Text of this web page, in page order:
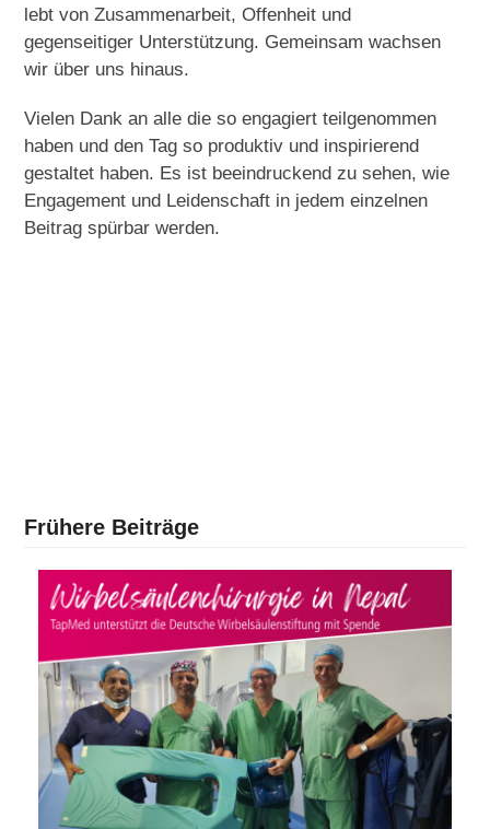
lebt von Zusammenarbeit, Offenheit und
gegenseitiger Unterstützung. Gemeinsam wachsen
wir über uns hinaus.
Vielen Dank an alle die so engagiert teilgenommen
haben und den Tag so produktiv und inspirierend
gestaltet haben. Es ist beeindruckend zu sehen, wie
Engagement und Leidenschaft in jedem einzelnen
Beitrag spürbar werden.
Frühere Beiträge